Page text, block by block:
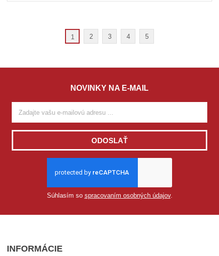
1 2 3 4 5
NOVINKY NA E-MAIL
ODOSLAŤ
Súhlasím so spracovaním osobných údajov.
INFORMÁCIE